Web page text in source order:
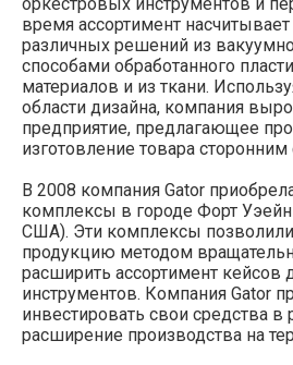
оркестровых инструментов и
время ассортимент
различных решений из
способами обработанного
материалов и из ткани.
области дизайна, компания
предприятие, предлагающее
изготовление товара
В 2008 компания Gator
комплексы в городе Форт
США). Эти комплексы позволили
продукцию методом
расширить ассортимент кейсов
инструментов. Компания Gator
инвестировать свои средства в
расширение производства на